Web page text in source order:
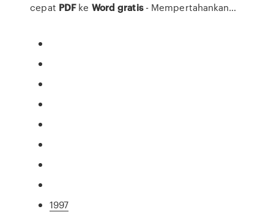
cepat PDFke Word gratis- Mempertahankan…
1997